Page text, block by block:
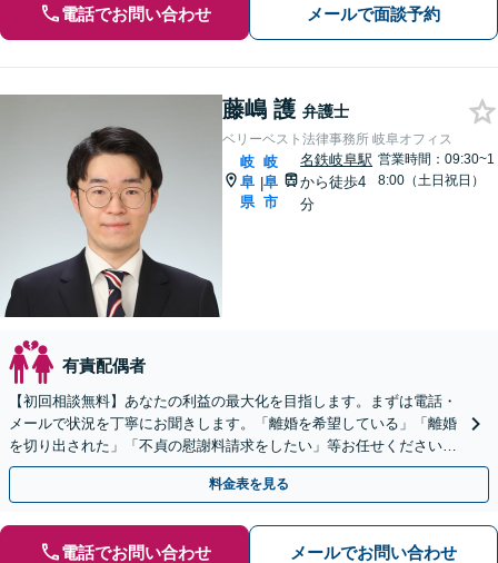
電話でお問い合わせ メールで面談予約
藤嶋 護 弁護士
ベリーベスト法律事務所 岐阜オフィス
岐
阜
県
|
岐
阜
市
名鉄岐阜駅
から徒歩4
分
営業時間：09:30~1
8:00（土日祝日）
有責配偶者
【初回相談無料】あなたの利益の最大化を目指します。まずは電話・
メールで状況を丁寧にお聞きします。「離婚を希望している」「離婚
を切り出された」「不貞の慰謝料請求をしたい」等お任せください。
【リーズナブルな料金設定】
料金表を見る
電話でお問い合わせ メールでお問い合わせ